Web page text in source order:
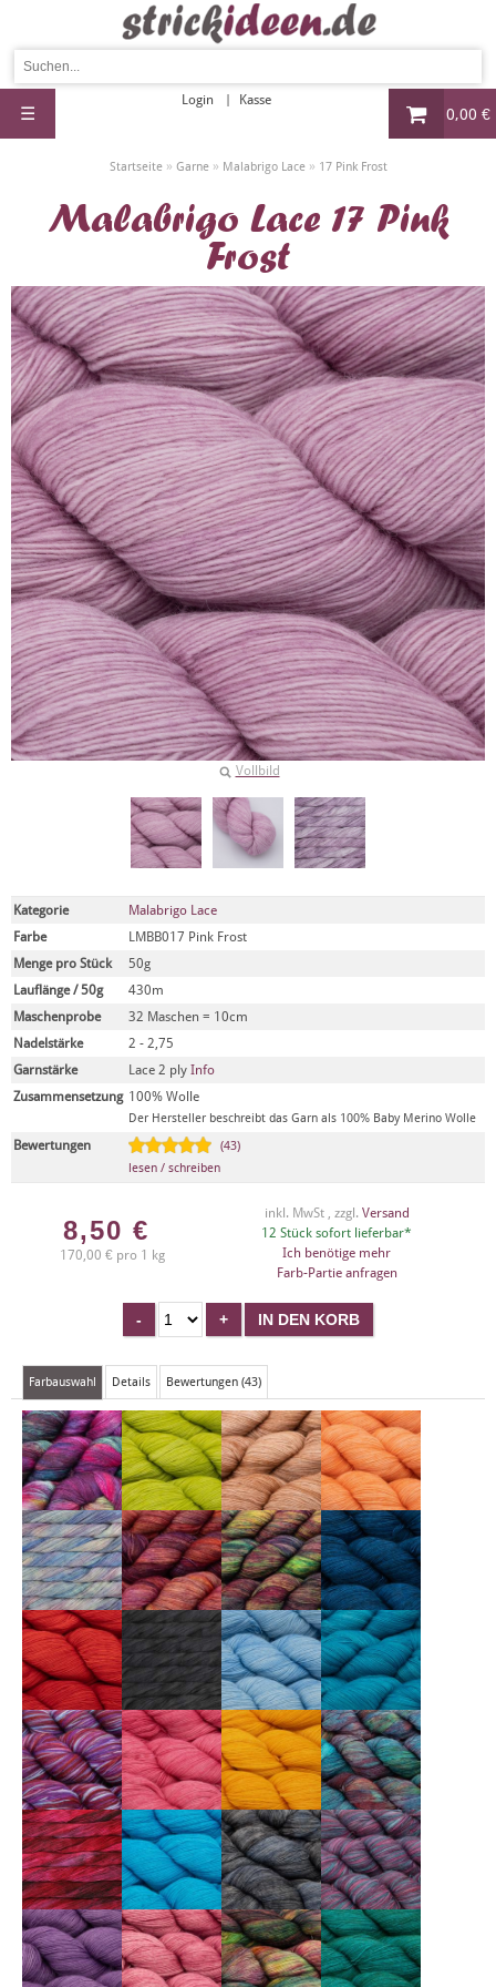
0,00 €
Login Kasse
☰
Startseite» Garne» Malabrigo Lace» 17 Pink Frost
Malabrigo Lace 17 Pink
Frost
Vollbild
Kategorie
Malabrigo Lace
Farbe
LMBB017 Pink Frost
Menge pro Stück
50g
Lauflänge / 50g
430m
Maschenprobe
32 Maschen = 10cm
Nadelstärke
2 - 2,75
Garnstärke
Lace 2 ply Info
Zusammensetzung 100% Wolle
Der Hersteller beschreibt das Garn als 100% Baby Merino Wolle
Bewertungen
(43)
lesen / schreiben
8,50 €
170,00 € pro 1 kg
inkl. MwSt , zzgl. Versand
12 Stück sofort lieferbar*
Ich benötige mehr
Farb-Partie anfragen
Farbauswahl Details Bewertungen (43)